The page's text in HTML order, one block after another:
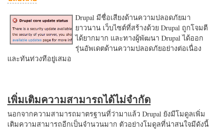
Drupal มีชื่อเสียงด้านความปลอดภัยมา
ยาวนาน เว็บไซต์ที่สร้างด้วย Drupal ถูกโจมตี
ได้ยากมาก และทางผู้พัฒนา Drupal ได้ออก
รุ่นอัพเดตด้านความปลอดภัยอย่างต่อเนื่อง
และทันท่วงทีอยู่เสมอ
เพิ่มเติมความสามารถได้ไม่จำกัด
นอกจากความสามารถมาตรฐานที่ว่ามาแล้ว Drupal ยังมีโมดูลเพิ่ม
เติมความสามารถอีกเป็นจำนวนมาก ตัวอย่างโมดูลที่น่าสนใจมีดังนี้